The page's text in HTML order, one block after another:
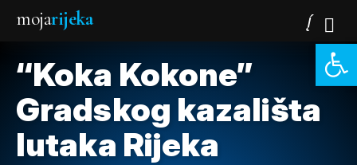
mojarijeka
“Koka Kokone”
Gradskog kazališta
lutaka Rijeka